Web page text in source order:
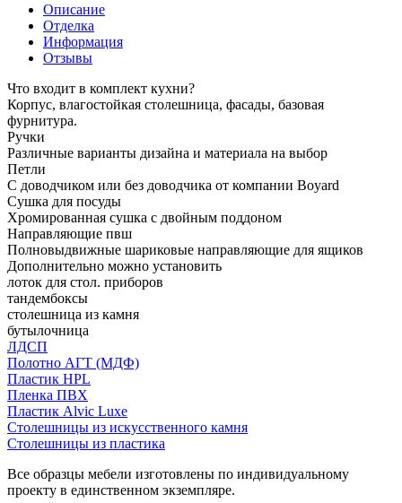
Описание
Отделка
Информация
Отзывы
Что входит в комплект кухни?
Корпус, влагостойкая столешница, фасады, базовая
фурнитура.
Ручки
Различные варианты дизайна и материала на выбор
Петли
С доводчиком или без доводчика от компании Boyard
Сушка для посуды
Хромированная сушка с двойным поддоном
Направляющие пвш
Полновыдвижные шариковые направляющие для ящиков
Дополнительно можно установить
лоток для стол. приборов
тандембоксы
столешница из камня
бутылочница
ЛДСП
Полотно АГТ (МДФ)
Пластик HPL
Пленка ПВХ
Пластик Alvic Luxe
Столешницы из искусственного камня
Столешницы из пластика
Все образцы мебели изготовлены по индивидуальному
проекту в единственном экземпляре.